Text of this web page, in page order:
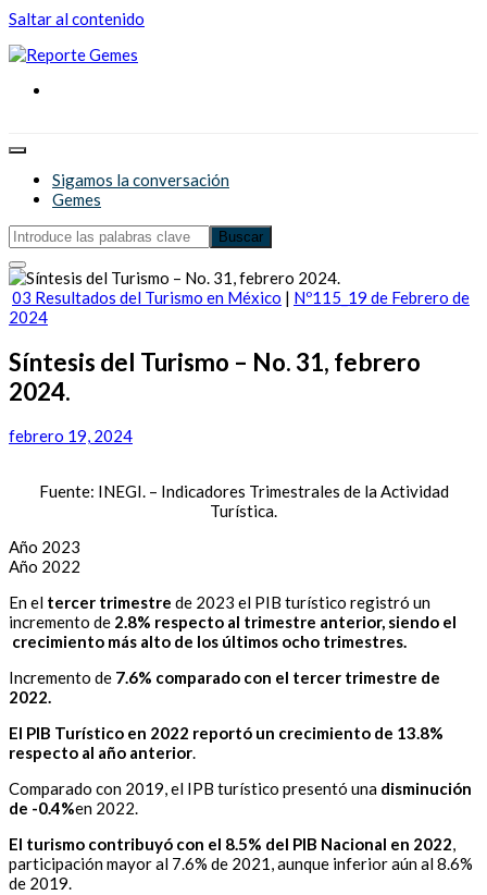
Saltar al contenido
Reporte Gemes
Sigamos la conversación
Gemes
03 Resultados del Turismo en México | Nº115_19 de Febrero de
2024
Síntesis del Turismo – No. 31, febrero
2024.
febrero 19, 2024
Fuente: INEGI. – Indicadores Trimestrales de la Actividad
Turística.
Año 2023
Año 2022
En el tercer trimestre de 2023 el PIB turístico registró un
incremento de 2.8% respecto al trimestre anterior, siendo el
crecimiento más alto de los últimos ocho trimestres.
Incremento de 7.6% comparado con el tercer trimestre de
2022.
El PIB Turístico en 2022 reportó un crecimiento de 13.8%
respecto al año anterior.
Comparado con 2019, el IPB turístico presentó una disminución
de -0.4%en 2022.
El turismo contribuyó con el 8.5% del PIB Nacional en 2022,
participación mayor al 7.6% de 2021, aunque inferior aún al 8.6%
de 2019.